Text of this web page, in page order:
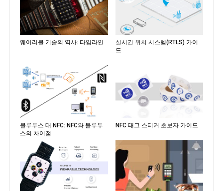
웨어러블 기술의 역사: 타임라인
실시간 위치 시스템(RTLS) 가이
드
블루투스 대 NFC: NFC와 블루투
스의 차이점
NFC 태그 스티커 초보자 가이드